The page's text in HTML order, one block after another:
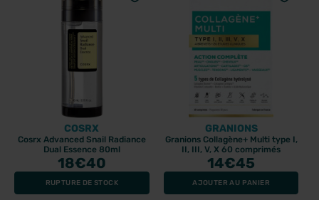
COSRX
Cosrx Advanced Snail Radiance
Dual Essence 80ml
18€40
RUPTURE DE STOCK
GRANIONS
Granions Collagène+ Multi type I,
II, III, V, X 60 comprimés
14€45
AJOUTER AU PANIER